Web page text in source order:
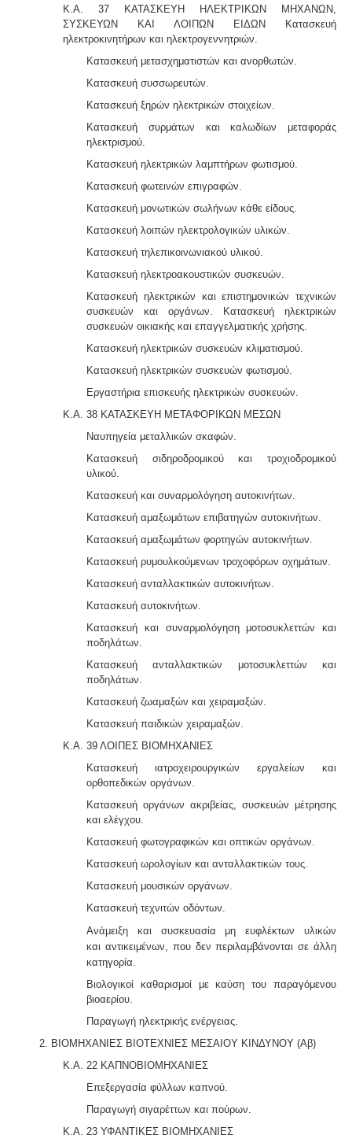
Κ.Α. 37 ΚΑΤΑΣΚΕΥΗ ΗΛΕΚΤΡΙΚΩΝ ΜΗΧΑΝΩΝ,
ΣΥΣΚΕΥΩΝ ΚΑΙ ΛΟΙΠΩΝ ΕΙΔΩΝ Κατασκευή
ηλεκτροκινητήρων και ηλεκτρογεννητριών.
Κατασκευή μετασχηματιστών και ανορθωτών.
Κατασκευή συσσωρευτών.
Κατασκευή ξηρών ηλεκτρικών στοιχείων.
Κατασκευή συρμάτων και καλωδίων μεταφοράς
ηλεκτρισμού.
Κατασκευή ηλεκτρικών λαμπτήρων φωτισμού.
Κατασκευή φωτεινών επιγραφών.
Κατασκευή μονωτικών σωλήνων κάθε είδους.
Κατασκευή λοιπών ηλεκτρολογικών υλικών.
Κατασκευή τηλεπικοινωνιακού υλικού.
Κατασκευή ηλεκτροακουστικών συσκευών.
Κατασκευή ηλεκτρικών και επιστημονικών τεχνικών
συσκευών και οργάνων. Κατασκευή ηλεκτρικών
συσκευών οικιακής και επαγγελματικής χρήσης.
Κατασκευή ηλεκτρικών συσκευών κλιματισμού.
Κατασκευή ηλεκτρικών συσκευών φωτισμού.
Εργαστήρια επισκευής ηλεκτρικών συσκευών.
Κ.Α. 38 ΚΑΤΑΣΚΕΥΗ ΜΕΤΑΦΟΡΙΚΩΝ ΜΕΣΩΝ
Ναυπηγεία μεταλλικών σκαφών.
Κατασκευή σιδηροδρομικού και τροχιοδρομικού
υλικού.
Κατασκευή και συναρμολόγηση αυτοκινήτων.
Κατασκευή αμαξωμάτων επιβατηγών αυτοκινήτων.
Κατασκευή αμαξωμάτων φορτηγών αυτοκινήτων.
Κατασκευή ρυμουλκούμενων τροχοφόρων οχημάτων.
Κατασκευή ανταλλακτικών αυτοκινήτων.
Κατασκευή αυτοκινήτων.
Κατασκευή και συναρμολόγηση μοτοσυκλεττών και
ποδηλάτων.
Κατασκευή ανταλλακτικών μοτοσυκλεττών και
ποδηλάτων.
Κατασκευή ζωαμαξών και χειραμαξών.
Κατασκευή παιδικών χειραμαξών.
Κ.Α. 39 ΛΟΙΠΕΣ ΒΙΟΜΗΧΑΝΙΕΣ
Κατασκευή ιατροχειρουργικών εργαλείων και
ορθοπεδικών οργάνων.
Κατασκευή οργάνων ακριβείας, συσκευών μέτρησης
και ελέγχου.
Κατασκευή φωτογραφικών και οπτικών οργάνων.
Κατασκευή ωρολογίων και ανταλλακτικών τους.
Κατασκευή μουσικών οργάνων.
Κατασκευή τεχνιτών οδόντων.
Ανάμειξη και συσκευασία μη ευφλέκτων υλικών
και αντικειμένων, που δεν περιλαμβάνονται σε άλλη
κατηγορία.
Βιολογικοί καθαρισμοί με καύση του παραγόμενου
βιοαερίου.
Παραγωγή ηλεκτρικής ενέργειας.
2. ΒΙΟΜΗΧΑΝΙΕΣ ΒΙΟΤΕΧΝΙΕΣ ΜΕΣΑΙΟΥ ΚΙΝΔΥΝΟΥ (Αβ)
Κ.Α. 22 ΚΑΠΝΟΒΙΟΜΗΧΑΝΙΕΣ
Επεξεργασία φύλλων καπνού.
Παραγωγή σιγαρέττων και πούρων.
Κ.Α. 23 ΥΦΑΝΤΙΚΕΣ ΒΙΟΜΗΧΑΝΙΕΣ